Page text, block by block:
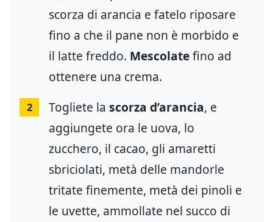
scorza di arancia e fatelo riposare
fino a che il pane non è morbido e
il latte freddo. Mescolatefino ad
ottenere una crema.
2 Togliete la scorza d’arancia, e
aggiungete ora le uova, lo
zucchero, il cacao, gli amaretti
sbriciolati, metà delle mandorle
tritate finemente, metà dei pinoli e
le uvette, ammollate nel succo di